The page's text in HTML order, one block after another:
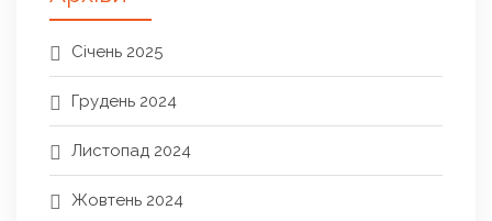
Січень 2025
Грудень 2024
Листопад 2024
Жовтень 2024